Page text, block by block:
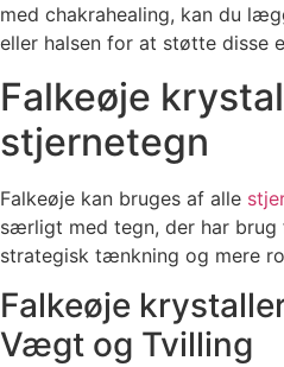
med chakrahealing, kan du
eller halsen for at støtte disse
Falkeøje
stjernetegn
Falkeøje kan bruges af alle
særligt med tegn, der har brug
strategisk tænkning og mere
Falkeøje
Vægt og Tvilling